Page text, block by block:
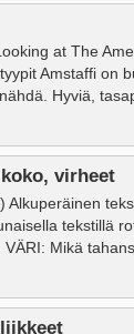
at The
Amstaffi on
Hyviä,
virheet
tekstillä
Mikä